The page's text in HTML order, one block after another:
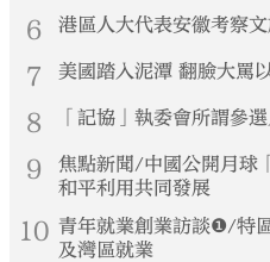
6 港區人大代表安徽考察
7 美國踏入泥潭 翻臉大罵
8 「記協」執委會所謂參
9
焦點新聞/中國公開月球
和平利用共同發展
10 青年就業創業訪談❶/特
及灣區就業